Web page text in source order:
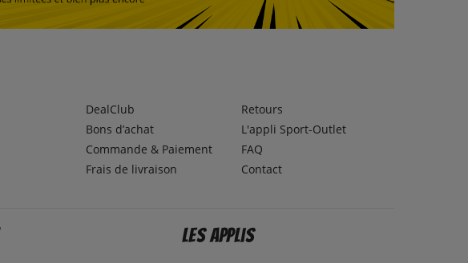
DealClub
Bons d’achat
Commande & Paiement
Frais de livraison
Retours
L'appli Sport-Outlet
FAQ
Contact
Les applis